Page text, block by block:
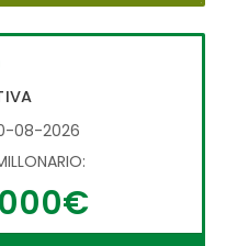
08-2026